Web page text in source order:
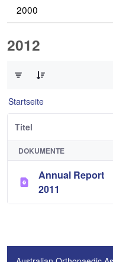
2000
2012
Startseite
Titel
DOKUMENTE
Annual Report
2011